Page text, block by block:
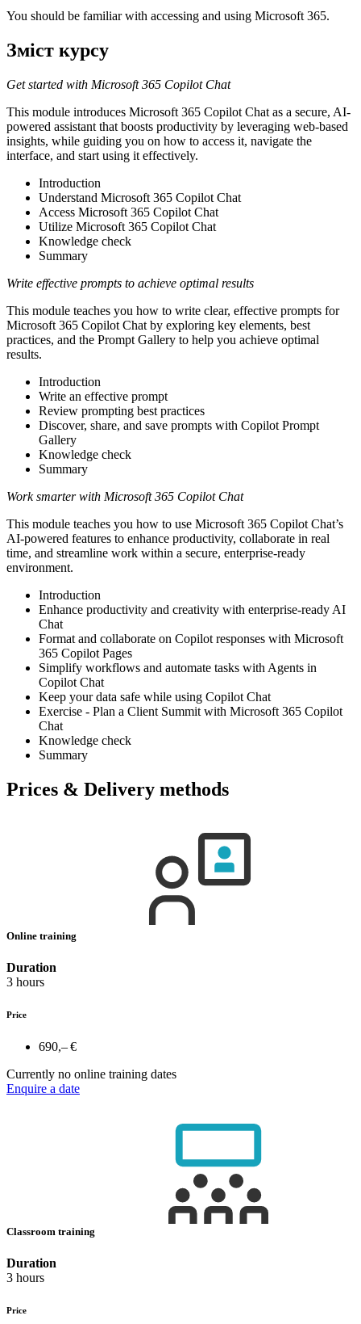
You should be familiar with accessing and using Microsoft 365.
Зміст курсу
Get started with Microsoft 365 Copilot Chat
This module introduces Microsoft 365 Copilot Chat as a secure, AI-
powered assistant that boosts productivity by leveraging web-based
insights, while guiding you on how to access it, navigate the
interface, and start using it effectively.
Introduction
Understand Microsoft 365 Copilot Chat
Access Microsoft 365 Copilot Chat
Utilize Microsoft 365 Copilot Chat
Knowledge check
Summary
Write effective prompts to achieve optimal results
This module teaches you how to write clear, effective prompts for
Microsoft 365 Copilot Chat by exploring key elements, best
practices, and the Prompt Gallery to help you achieve optimal
results.
Introduction
Write an effective prompt
Review prompting best practices
Discover, share, and save prompts with Copilot Prompt
Gallery
Knowledge check
Summary
Work smarter with Microsoft 365 Copilot Chat
This module teaches you how to use Microsoft 365 Copilot Chat’s
AI-powered features to enhance productivity, collaborate in real
time, and streamline work within a secure, enterprise-ready
environment.
Introduction
Enhance productivity and creativity with enterprise-ready AI
Chat
Format and collaborate on Copilot responses with Microsoft
365 Copilot Pages
Simplify workflows and automate tasks with Agents in
Copilot Chat
Keep your data safe while using Copilot Chat
Exercise - Plan a Client Summit with Microsoft 365 Copilot
Chat
Knowledge check
Summary
Prices & Delivery methods
Online training
Duration
3 hours
Price
690,– €
Currently no online training dates
Enquire a date
Classroom training
Duration
3 hours
Price